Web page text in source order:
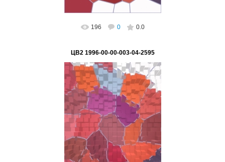
196 0 0.0
ЦВ2 1996-00-00-003-04-2595
02.03.2023
ВетВиктор